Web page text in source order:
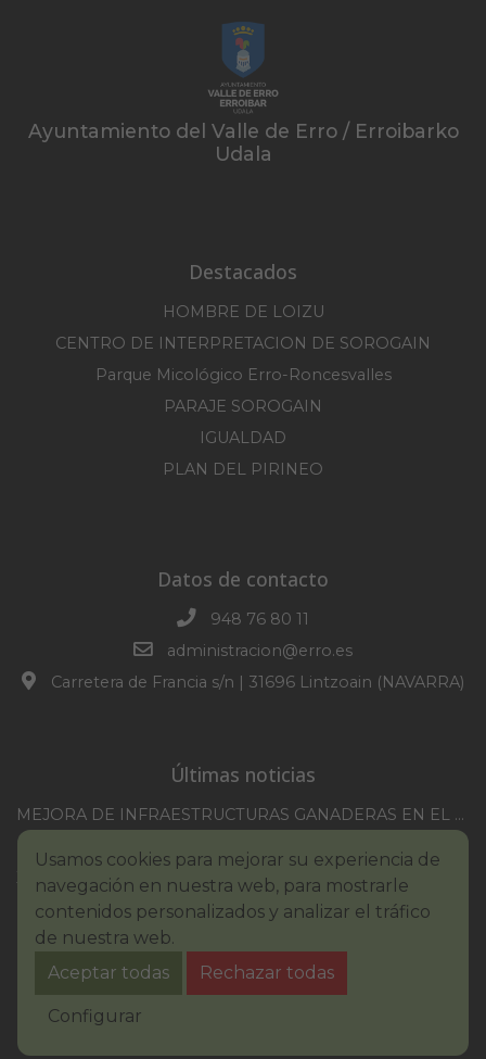
Ayuntamiento del Valle de Erro / Erroibarko
Udala
Destacados
HOMBRE DE LOIZU
CENTRO DE INTERPRETACION DE SOROGAIN
Parque Micológico Erro-Roncesvalles
PARAJE SOROGAIN
IGUALDAD
PLAN DEL PIRINEO
Datos de contacto
948 76 80 11
administracion@erro.es
Carretera de Francia s/n | 31696 Lintzoain (NAVARRA)
Últimas noticias
MEJORA DE INFRAESTRUCTURAS GANADERAS EN EL TM DE ERRO CAMPAÑA 2025-2026
BASES III. CONCURSO PINTURA – ERROIBARKO EGUNA
BANDO – CONSUMO RESPONSABLE DEL AGUA
IMCV 2026
Aviso legal
Usamos cookies para mejorar su experiencia de
navegación en nuestra web, para mostrarle
contenidos personalizados y analizar el tráfico
de nuestra web.
Aceptar todas
Rechazar todas
Configurar